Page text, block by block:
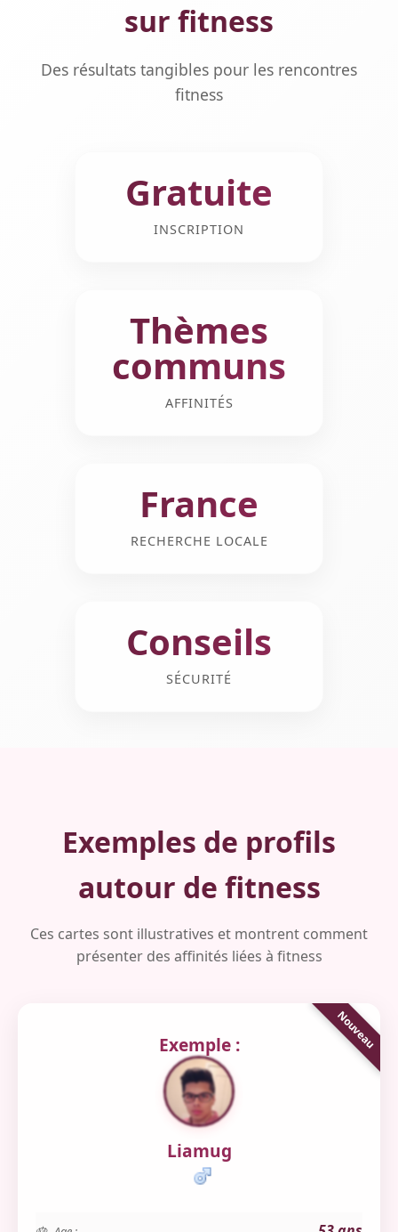
sur fitness
Des résultats tangibles pour les rencontres
fitness
Gratuite
INSCRIPTION
Thèmes
communs
AFFINITÉS
France
RECHERCHE LOCALE
Conseils
SÉCURITÉ
Exemples de profils
autour de fitness
Ces cartes sont illustratives et montrent comment
présenter des affinités liées à fitness
Exemple :
Liamug